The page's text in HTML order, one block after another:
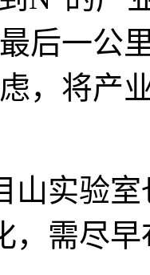
后一公
，将产
实验室
，需尽